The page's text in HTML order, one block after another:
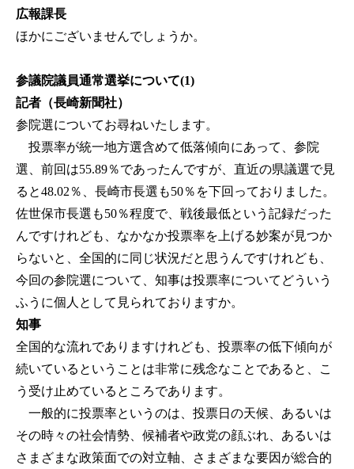
広報課長
ほかにございませんでしょうか。
参議院議員通常選挙について(1)
記者（長崎新聞社）
参院選についてお尋ねいたします。
投票率が統一地方選含めて低落傾向にあって、参院
選、前回は55.89％であったんですが、直近の県議選で見
ると48.02％、長崎市長選も50％を下回っておりました。
佐世保市長選も50％程度で、戦後最低という記録だった
んですけれども、なかなか投票率を上げる妙案が見つか
らないと、全国的に同じ状況だと思うんですけれども、
今回の参院選について、知事は投票率についてどういう
ふうに個人として見られておりますか。
知事
全国的な流れでありますけれども、投票率の低下傾向が
続いているということは非常に残念なことであると、こ
う受け止めているところであります。
一般的に投票率というのは、投票日の天候、あるいは
その時々の社会情勢、候補者や政党の顔ぶれ、あるいは
さまざまな政策面での対立軸、さまざまな要因が総合的